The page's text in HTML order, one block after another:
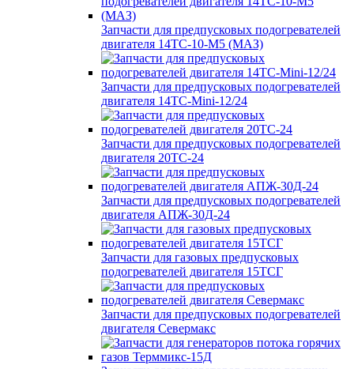
Запчасти для предпусковых подогревателей
двигателя 14ТС-10-М5 (МАЗ)
Запчасти для предпусковых подогревателей
двигателя 14ТС-Mini-12/24
Запчасти для предпусковых подогревателей
двигателя 20ТС-24
Запчасти для предпусковых подогревателей
двигателя АПЖ-30Д-24
Запчасти для газовых предпусковых
подогревателей двигателя 15ТСГ
Запчасти для предпусковых подогревателей
двигателя Севермакс